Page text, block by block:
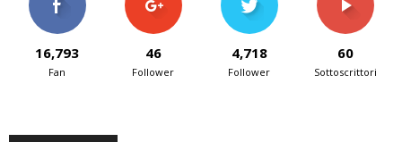
16,793
Fan
46
Follower
4,718
Follower
60
Sottoscrittori